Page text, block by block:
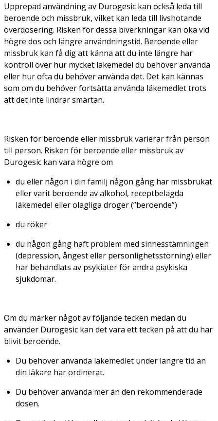
Upprepad användning av Durogesic kan också leda till
beroende och missbruk, vilket kan leda till livshotande
överdosering. Risken för dessa biverkningar kan öka vid
högre dos och längre användningstid. Beroende eller
missbruk kan få dig att känna att du inte längre har
kontroll över hur mycket läkemedel du behöver använda
eller hur ofta du behöver använda det. Det kan kännas
som om du behöver fortsätta använda läkemedlet trots
att det inte lindrar smärtan.
Risken för beroende eller missbruk varierar från person
till person. Risken för beroende eller missbruk av
Durogesic kan vara högre om
du eller någon i din familj någon gång har missbrukat
eller varit beroende av alkohol, receptbelagda
läkemedel eller olagliga droger (”beroende”)
du röker
du någon gång haft problem med sinnesstämningen
(depression, ångest eller personlighetsstörning) eller
har behandlats av psykiater för andra psykiska
sjukdomar.
Om du märker något av följande tecken medan du
använder Durogesic kan det vara ett tecken på att du har
blivit beroende.
Du behöver använda läkemedlet under längre tid än
din läkare har ordinerat.
Du behöver använda mer än den rekommenderade
dosen.